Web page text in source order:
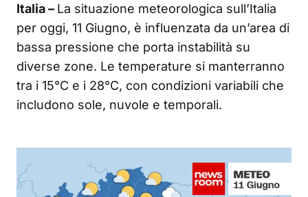
Italia – La situazione meteorologica sull’Italia
per oggi, 11 Giugno, è influenzata da un’area di
bassa pressione che porta instabilità su
diverse zone. Le temperature si manterranno
tra i 15°C e i 28°C, con condizioni variabili che
includono sole, nuvole e temporali.